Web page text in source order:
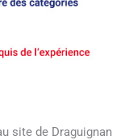
site de Draguignan